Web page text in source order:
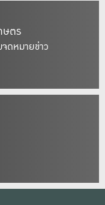
ษตร
ดหมายข่าว